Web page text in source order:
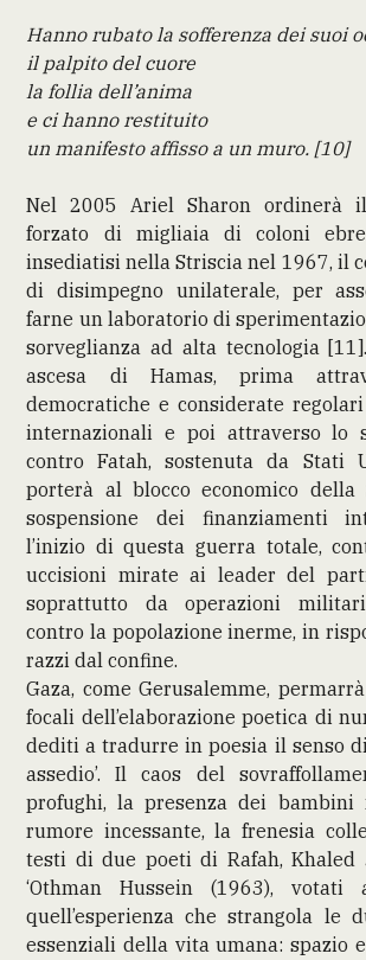
Hanno rubato la sofferenza dei suoi
il palpito del cuore
la follia dell’anima
e ci hanno restituito
un manifesto affisso a un muro. [10]
Nel 2005 Ariel Sharon ordinerà
forzato di migliaia di coloni
insediatisi nella Striscia nel 1967, il
di disimpegno unilaterale, per
farne un laboratorio di
sorveglianza ad alta tecnologia
ascesa di Hamas, prima
democratiche e considerate
internazionali e poi attraverso lo
contro Fatah, sostenuta da Stati
porterà al blocco economico
sospensione dei finanziamenti
l’inizio di questa guerra totale,
uccisioni mirate ai leader del
soprattutto da operazioni
contro la popolazione inerme, in
razzi dal confine.
Gaza, come Gerusalemme,
focali dell’elaborazione poetica di
dediti a tradurre in poesia il senso
assedio’. Il caos del
profughi, la presenza dei bambini
rumore incessante, la frenesia
testi di due poeti di Rafah, Khaled
‘Othman Hussein (1963), votati
quell’esperienza che strangola le
essenziali della vita umana: spazio